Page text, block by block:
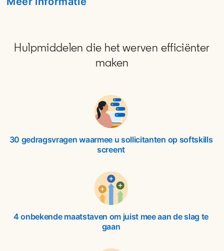
Hulpmiddelen die het werven efficiënter
maken
30 gedragsvragen waarmee u sollicitanten op softskills
screent
4 onbekende maatstaven om juist mee aan de slag te
gaan